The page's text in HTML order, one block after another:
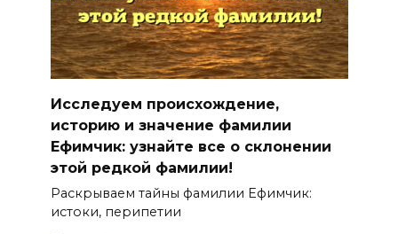
Исследуем происхождение,
историю и значение фамилии
Ефимчик: узнайте все о склонении
этой редкой фамилии!
Раскрываем тайны фамилии Ефимчик:
истоки, перипетии